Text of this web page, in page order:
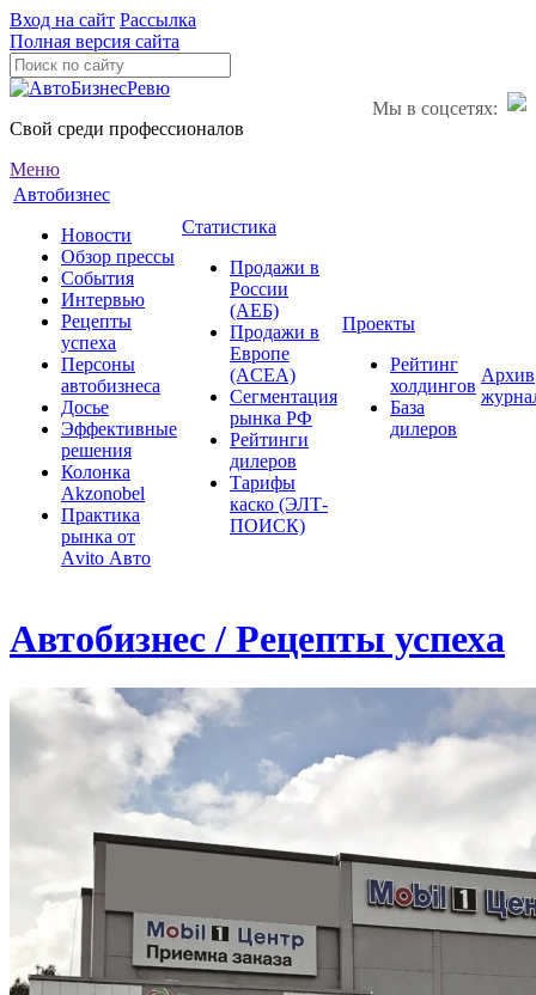
Вход на сайт Рассылка
Полная версия сайта
Мы в соцсетях:
Свой среди профессионалов
Меню
Автобизнес
Новости
Обзор прессы
События
Интервью
Рецепты
успеха
Персоны
автобизнеса
Досье
Эффективные
решения
Колонка
Akzonobel
Практика
рынка от
Аvito Авто
Статистика
Продажи в
России
(АЕБ)
Продажи в
Европе
(ACEA)
Сегментация
рынка РФ
Рейтинги
дилеров
Тарифы
каско (ЭЛТ-
ПОИСК)
Проекты
Рейтинг
холдингов
База
дилеров
Архив
Автобизнес / Рецепты успеха